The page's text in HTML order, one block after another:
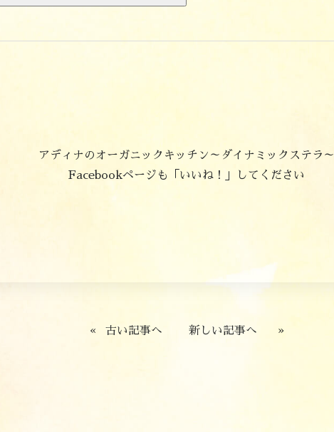
アディナのオーガニックキッチン～ダイナミックステラ～
Facebookページも「いいね！」してください
« 古い記事へ 新しい記事へ »